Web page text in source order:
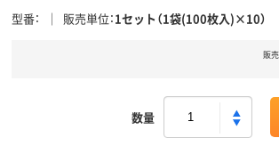
型番 販売単位 1セット（1袋(100枚入)×10）
販売
数量